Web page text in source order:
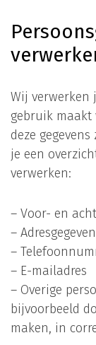
Wij verwerken
gebruik
deze
je een
verwerken:
– Voor- en
–
–
– E-mailadres
– Overige
bijvoorbeeld
maken, in